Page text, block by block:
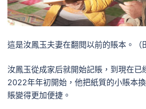
這是汝鳳玉夫妻在翻閱以前的賬本。（
汝鳳玉從成家后就開始記賬，到現在已
2022年年初開始，他把紙質的小賬本
賬變得更加便捷。